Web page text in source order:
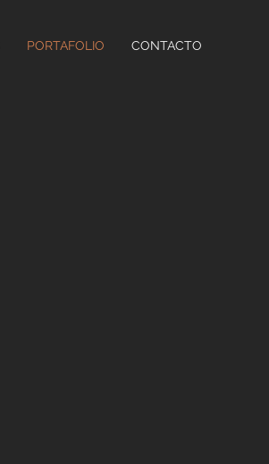
PORTAFOLIO CONTACTO